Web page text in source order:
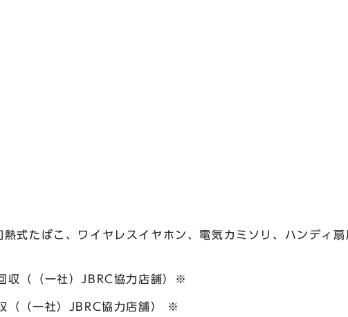
式たばこ、ワイヤレスイヤホン、電気カミソリ、ハンディ扇
収（（一社）JBRC協力店舗）※
（（一社）JBRC協力店舗） ※